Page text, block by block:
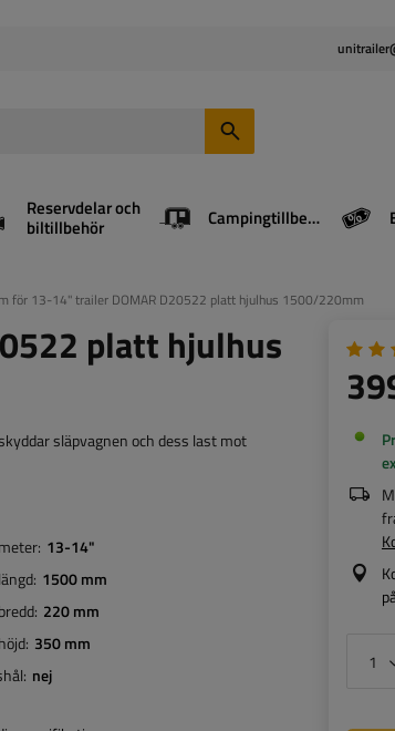
Reservdelar och
biltillbehör Campingtillbehör
för 13-14" trailer DOMAR D20522 platt hjulhus 1500/220mm
platt hjulhus
släpvagnen och dess last mot
13-14"
1500 mm
220 mm
350 mm
nej